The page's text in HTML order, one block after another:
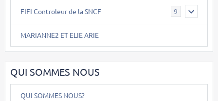
FIFI Controleur de la SNCF 9
MARIANNE2 ET ELIE ARIE
QUI SOMMES NOUS
QUI SOMMES NOUS?